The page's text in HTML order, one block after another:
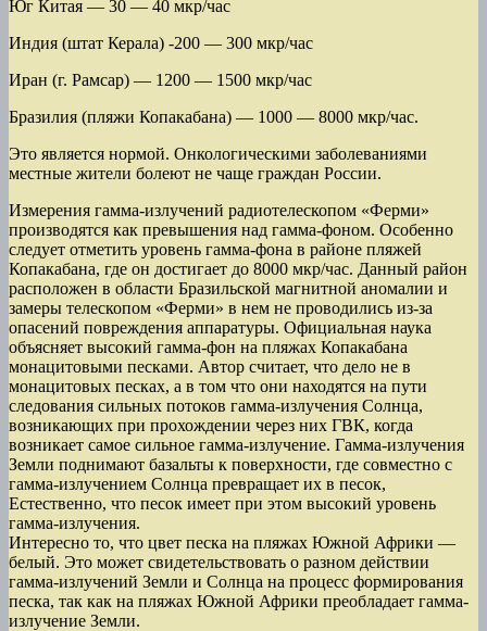
Юг Китая — 30 — 40 мкр/час
Индия (штат Керала) -200 — 300 мкр/час
Иран (г. Рамсар) — 1200 — 1500 мкр/час
Бразилия (пляжи Копакабана) — 1000 — 8000 мкр/час.
Это является нормой. Онкологическими заболеваниями
местные жители болеют не чаще граждан России.
Измерения гамма-излучений радиотелескопом «Ферми»
производятся как превышения над гамма-фоном. Особенно
следует отметить уровень гамма-фона в районе пляжей
Копакабана, где он достигает до 8000 мкр/час. Данный район
расположен в области Бразильской магнитной аномалии и
замеры телескопом «Ферми» в нем не проводились из-за
опасений повреждения аппаратуры. Официальная наука
объясняет высокий гамма-фон на пляжах Копакабана
монацитовыми песками. Автор считает, что дело не в
монацитовых песках, а в том что они находятся на пути
следования сильных потоков гамма-излучения Солнца,
возникающих при прохождении через них ГВК, когда
возникает самое сильное гамма-излучение. Гамма-излучения
Земли поднимают базальты к поверхности, где совместно с
гамма-излучением Солнца превращает их в песок,
Естественно, что песок имеет при этом высокий уровень
гамма-излучения.
Интересно то, что цвет песка на пляжах Южной Африки —
белый. Это может свидетельствовать о разном действии
гамма-излучений Земли и Солнца на процесс формирования
песка, так как на пляжах Южной Африки преобладает гамма-
излучение Земли.